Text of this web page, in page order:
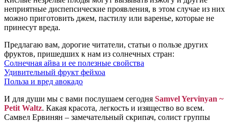
неприятные диспепсические проявления, в этом случае из них
можно приготовить джем, пастилу или варенье, которые не
принесут вреда.
Предлагаю вам, дорогие читатели, статьи о пользе других
фруктов, пришедших к нам из солнечных стран:
Солнечная айва и ее полезные свойства
Удивительный фрукт фейхоа
Польза и вред авокадо
И для души мы с вами послушаем сегодня Samvel Yervinyan ~
Petit Waltz. Какая красота, легкость и изящество во всем.
Самвел Ервинян – замечательный скрипач, солист группы